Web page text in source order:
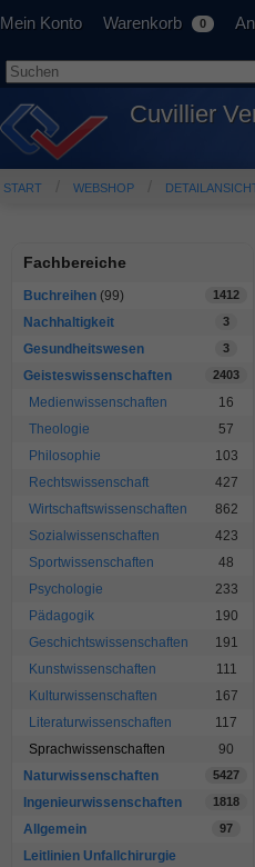
Mein Konto Warenkorb 0
Cuvillier
START WEBSHOP
Fachbereiche
Buchreihen (99) 1412
Nachhaltigkeit 3
Gesundheitswesen 3
Geisteswissenschaften 2403
Medienwissenschaften
16
Theologie
57
Philosophie
103
Rechtswissenschaft
427
Wirtschaftswissenschaften
862
Sozialwissenschaften
423
Sportwissenschaften
48
Psychologie
233
Pädagogik
190
Geschichtswissenschaften
191
Kunstwissenschaften
111
Kulturwissenschaften
167
Literaturwissenschaften
117
Sprachwissenschaften
90
Naturwissenschaften
5427
Ingenieurwissenschaften 1818
Allgemein 97
Leitlinien Unfallchirurgie